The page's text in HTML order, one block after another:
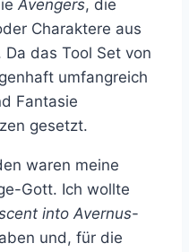
Avengers, die
Charaktere aus
das Tool Set von
umfangreich
Fantasie
gesetzt.
waren meine
Gott. Ich wollte
into Avernus-
und, für die